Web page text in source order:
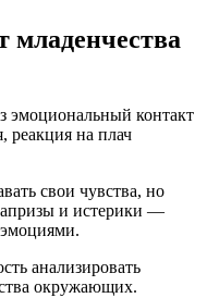
младенчества
эмоциональный контакт
реакция на плач
свои чувства, но
и истерики —
эмоциями.
анализировать
окружающих.